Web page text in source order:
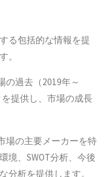
る包括的な情報を提
。
の過去（2019年～
提供し、市場の成長
場の主要メーカーを特
境、SWOT分析、今後
分析を提供します。